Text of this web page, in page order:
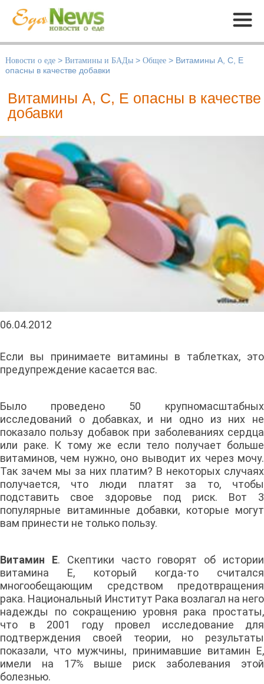
Меню
Новости о еде > Витамины и БАДы > Общее > Витамины А, С, Е
опасны в качестве добавки
Витамины А, С, Е опасны в качестве
добавки
06.04.2012
Если вы принимаете витамины в таблетках, это
предупреждение касается вас.
Было проведено 50 крупномасштабных
исследований о добавках, и ни одно из них не
показало пользу добавок при заболеваниях сердца
или раке. К тому же если тело получает больше
витаминов, чем нужно, оно выводит их через мочу.
Так зачем мы за них платим? В некоторых случаях
получается, что люди платят за то, чтобы
подставить свое здоровье под риск. Вот 3
популярные витаминные добавки, которые могут
вам принести не только пользу.
Витамин E. Скептики часто говорят об истории
витамина Е, который когда-то считался
многообещающим средством предотвращения
рака. Национальный Институт Рака возлагал на него
надежды по сокращению уровня рака простаты,
что в 2001 году провел исследование для
подтверждения своей теории, но результаты
показали, что мужчины, принимавшие витамин Е,
имели на 17% выше риск заболевания этой
болезнью.